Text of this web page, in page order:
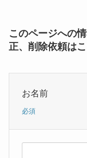
このページへの
正、削除依頼は
お名前
必須